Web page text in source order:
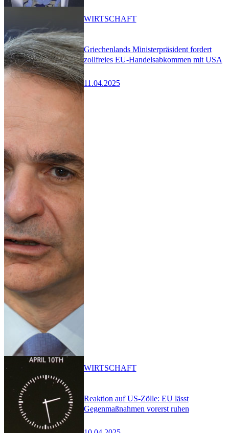
Griechenlands Ministerpräsident fordert
zollfreies EU-Handelsabkommen mit USA
11.04.2025
WIRTSCHAFT
Reaktion auf US-Zölle: EU lässt
Gegenmaßnahmen vorerst ruhen
WIRTSCHAFT